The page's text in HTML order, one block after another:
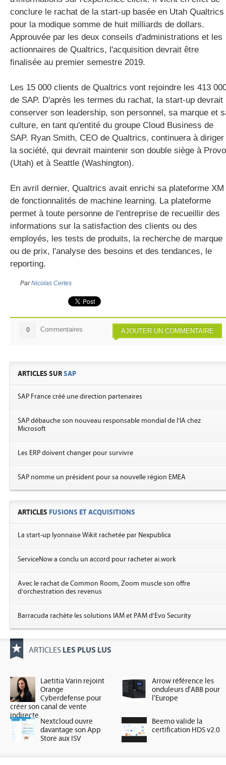
conclure le rachat de la start-up basée en Utah Qualtrics
pour la modique somme de huit milliards de dollars.
Approuvée par les deux conseils d'administrations et les
actionnaires de Qualtrics, l'acquisition devrait être
finalisée au premier semestre 2019.
Les 15 000 clients de Qualtrics vont rejoindre les 413
de SAP. D'après les termes du rachat, la start-up devrait
conserver son leadership, son personnel, sa marque et
culture, en tant qu'entité du groupe Cloud Business de
SAP. Ryan Smith, CEO de Qualtrics, continuera à diriger
la société, qui devrait maintenir son double siège à Provo
(Utah) et à Seattle (Washington).
En avril dernier, Qualtrics avait enrichi sa plateforme XM
de fonctionnalités de machine learning. La plateforme
permet à toute personne de l'entreprise de recueillir des
informations sur la satisfaction des clients ou des
employés, les tests de produits, la recherche de marque
ou de prix, l'analyse des besoins et des tendances, le
reporting.
ParNicolas Certes
AJOUTER UN COMMENTAIRE
0 Commentaires
ARTICLES SURSAP
SAP France créé une direction partenaires
SAP débauche son nouveau responsable mondial de l'IA chez
Microsoft
Les ERP doivent changer pour survivre
SAP nomme un président pour sa nouvelle région EMEA
ARTICLES FUSIONS ET ACQUISITIONS
La start-up lyonnaise Wikit rachetée par Nexpublica
ServiceNow a conclu un accord pour racheter ai.work
Avec le rachat de Common Room, Zoom muscle son offre
d'orchestration des revenus
Barracuda rachète les solutions IAM et PAM d'Evo Security
ARTICLES LES PLUS LUS
Laetitia Varin rejoint
Orange
Cyberdefense pour
créer son canal de vente
indirecte
Arrow référence les
onduleurs d'ABB pour
l'Europe
Nextcloud ouvre
davantage son App
Store aux ISV
Beemo valide la
certification HDS v2.0